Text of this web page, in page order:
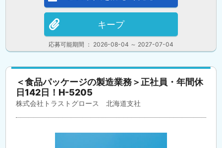
応募可能期間 ： 2026-08-04 ～ 2027-07-04
キープ
＜食品パッケージの製造業務＞正社員・年間休
日142日！H-5205
株式会社トラストグロース 北海道支社